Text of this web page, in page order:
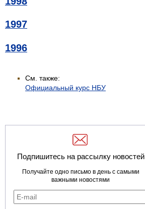
1997
1996
См. также:
Официальный курс НБУ
Подпишитесь на рассылку новостей
Получайте одно письмо в день с самыми
важными новостями